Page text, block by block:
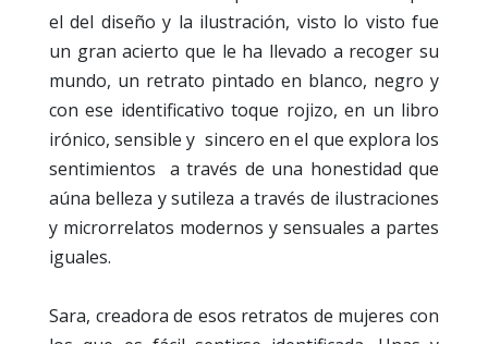
el del diseño y la ilustración, visto lo visto fue
un gran acierto que le ha llevado a recoger su
mundo, un retrato pintado en blanco, negro y
con ese identificativo toque rojizo, en un libro
irónico, sensible y sincero en el que explora los
sentimientos a través de una honestidad que
aúna belleza y sutileza a través de ilustraciones
y microrrelatos modernos y sensuales a partes
iguales.
Sara, creadora de esos retratos de mujeres con